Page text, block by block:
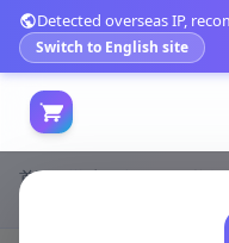
Detected overseas IP,
Switch to English site
首页 游戏开发 unity资源